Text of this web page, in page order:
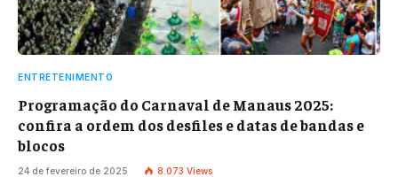
ENTRETENIMENTO
Programação do Carnaval de Manaus 2025:
confira a ordem dos desfiles e datas de bandas e
blocos
24 de fevereiro de 2025 8.073 Views